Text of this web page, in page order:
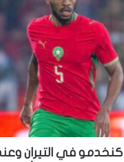
في التيران